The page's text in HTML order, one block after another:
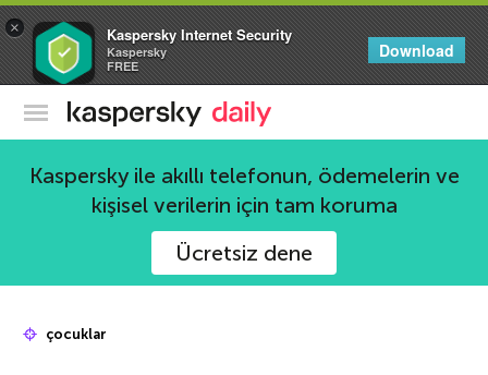
× Kaspersky Internet Security
Kaspersky
FREE
Download
Kaspersky Resmi Blogu
Kaspersky ile akıllı telefonun, ödemelerin ve
kişisel verilerin için tam koruma
Ücretsiz dene
çocuklar